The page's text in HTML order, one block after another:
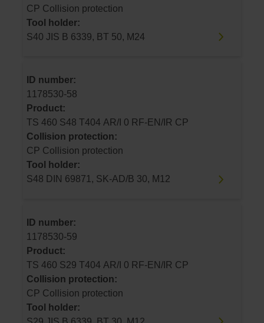
CP Collision protection
Tool holder:
S40 JIS B 6339, BT 50, M24
ID number:
1178530-58
Product:
TS 460 S48 T404 AR/I 0 RF-EN/IR CP
Collision protection:
CP Collision protection
Tool holder:
S48 DIN 69871, SK-AD/B 30, M12
ID number:
1178530-59
Product:
TS 460 S29 T404 AR/I 0 RF-EN/IR CP
Collision protection:
CP Collision protection
Tool holder: